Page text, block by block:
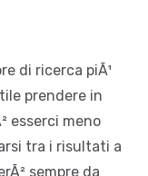
di ricerca piÃ¹
prendere in
esserci meno
tra i risultati a
sempre da